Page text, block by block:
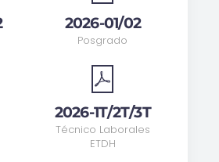
2026-01/02
Posgrado
2026-1T/2T/3T
Técnico Laborales
ETDH